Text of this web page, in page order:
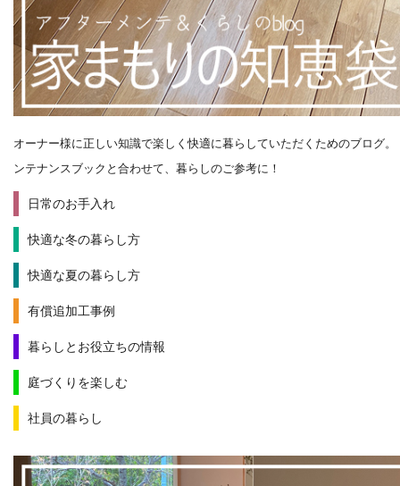
オーナー様に正しい知識で楽しく快適に暮らしていただくためのブログ。
ンテナンスブックと合わせて、暮らしのご参考に！
日常のお手入れ
快適な冬の暮らし方
快適な夏の暮らし方
有償追加工事例
暮らしとお役立ちの情報
庭づくりを楽しむ
社員の暮らし